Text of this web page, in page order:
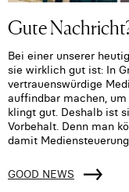
Gute
Bei einer unserer
sie wirklich gut ist: In
vertrauenswürdige
auffindbar machen,
klingt gut. Deshalb ist
Vorbehalt. Denn man
damit
GOOD NEWS